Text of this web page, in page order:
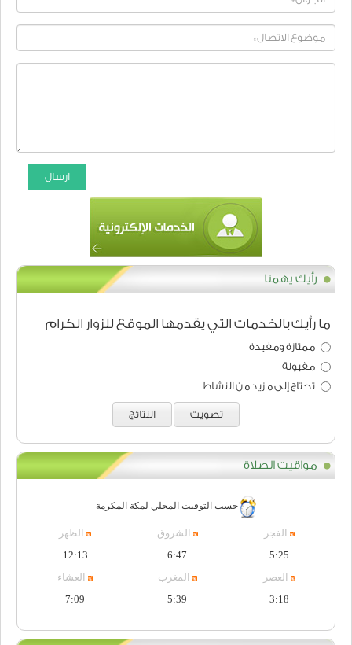
ارسال
رأيك يهمنا
ما رأيك بالخدمات التي يقدمها الموقع للزوار الكرام
ممتازة ومفيدة
مقبولة
تحتاج إلى مزيد من النشاط
تصويت النتائج
مواقيت الصلاة
حسب التوقيت المحلي لمكة المكرمة
الفجر
5:25
الشروق
6:47
الظهر
12:13
العصر
3:18
المغرب
5:39
العشاء
7:09